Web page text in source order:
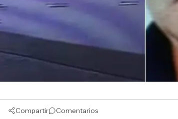
Compartir Comentarios